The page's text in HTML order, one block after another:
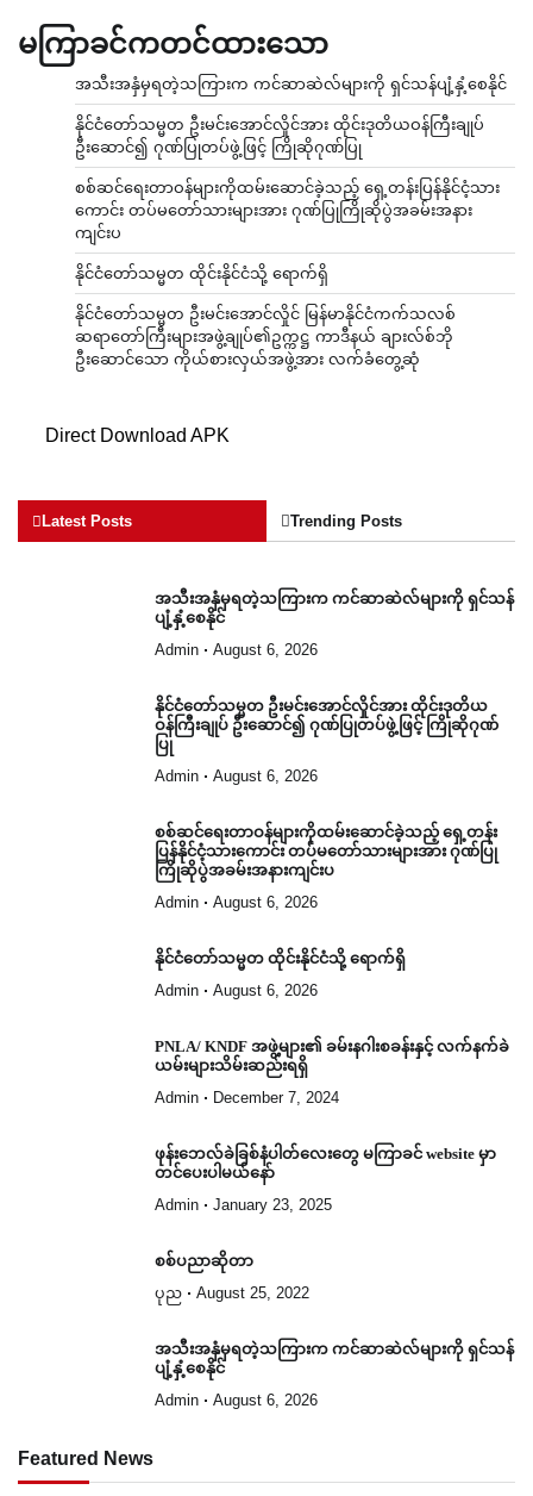
မကြာခင်ကတင်ထားသော
အသီးအနှံမှရတဲ့သကြားက ကင်ဆာဆဲလ်များကို ရှင်သန်ပျံ့နှံ့စေနိုင်
နိုင်ငံတော်သမ္မတ ဦးမင်းအောင်လှိုင်အား ထိုင်းဒုတိယဝန်ကြီးချုပ်
ဦးဆောင်၍ ဂုဏ်ပြုတပ်ဖွဲ့ဖြင့် ကြိုဆိုဂုဏ်ပြု
စစ်ဆင်ရေးတာဝန်များကိုထမ်းဆောင်ခဲ့သည့် ရှေ့တန်းပြန်နိုင်ငံ့သား
ကောင်း တပ်မတော်သားများအား ဂုဏ်ပြုကြိုဆိုပွဲအခမ်းအနား
ကျင်းပ
နိုင်ငံတော်သမ္မတ ထိုင်းနိုင်ငံသို့ ရောက်ရှိ
နိုင်ငံတော်သမ္မတ ဦးမင်းအောင်လှိုင် မြန်မာနိုင်ငံကက်သလစ်
ဆရာတော်ကြီးများအဖွဲ့ချုပ်၏ဥက္ကဋ္ဌ ကာဒီနယ် ချားလ်စ်ဘို
ဦးဆောင်သော ကိုယ်စားလှယ်အဖွဲ့အား လက်ခံတွေ့ဆုံ
Direct Download APK
Latest Posts Trending Posts
အသီးအနှံမှရတဲ့သကြားက ကင်ဆာဆဲလ်များကို ရှင်သန်
ပျံ့နှံ့စေနိုင်
Admin August 6, 2026
နိုင်ငံတော်သမ္မတ ဦးမင်းအောင်လှိုင်အား ထိုင်းဒုတိယ
ဝန်ကြီးချုပ် ဦးဆောင်၍ ဂုဏ်ပြုတပ်ဖွဲ့ဖြင့် ကြိုဆိုဂုဏ်
ပြု
Admin August 6, 2026
စစ်ဆင်ရေးတာဝန်များကိုထမ်းဆောင်ခဲ့သည့် ရှေ့တန်း
ပြန်နိုင်ငံ့သားကောင်း တပ်မတော်သားများအား ဂုဏ်ပြု
ကြိုဆိုပွဲအခမ်းအနားကျင်းပ
Admin August 6, 2026
နိုင်ငံတော်သမ္မတ ထိုင်းနိုင်ငံသို့ ရောက်ရှိ
Admin August 6, 2026
PNLA/ KNDF အဖွဲ့များ၏ ခမ်းနဂါးစခန်းနှင့် လက်နက်ခဲ
ယမ်းများသိမ်းဆည်းရရှိ
Admin December 7, 2024
ဖုန်းဘေလ်ခဲခြစ်နံပါတ်လေးတွေ မကြာခင် website မှာ
တင်ပေးပါမယ်နော်
Admin January 23, 2025
စစ်ပညာဆိုတာ
ပုည August 25, 2022
အသီးအနှံမှရတဲ့သကြားက ကင်ဆာဆဲလ်များကို ရှင်သန်
ပျံ့နှံ့စေနိုင်
Admin August 6, 2026
Featured News